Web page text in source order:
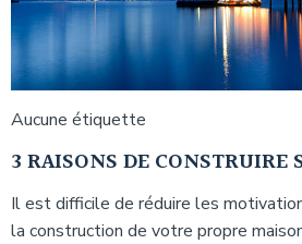
Aucune étiquette
3 RAISONS DE CONSTRUIRE
Il est difficile de réduire les
la construction de votre propre